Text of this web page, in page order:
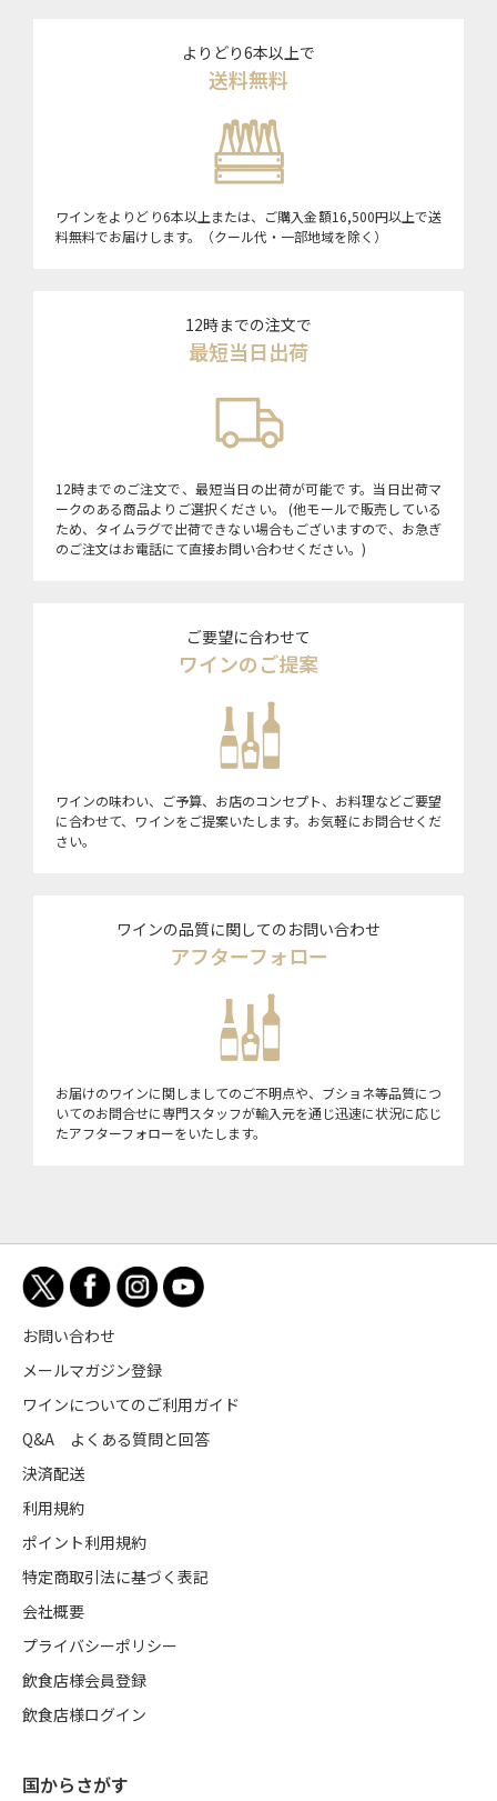
よりどり6本以上で
送料無料
ワインをよりどり6本以上または、ご購入金額16,500円以上で送
料無料でお届けします。（クール代・一部地域を除く）
12時までの注文で
最短当日出荷
12時までのご注文で、最短当日の出荷が可能です。当日出荷マ
ークのある商品よりご選択ください。 (他モールで販売している
ため、タイムラグで出荷できない場合もございますので、お急ぎ
のご注文はお電話にて直接お問い合わせください。)
ご要望に合わせて
ワインのご提案
ワインの味わい、ご予算、お店のコンセプト、お料理などご要望
に合わせて、ワインをご提案いたします。お気軽にお問合せくだ
さい。
ワインの品質に関してのお問い合わせ
アフターフォロー
お届けのワインに関しましてのご不明点や、ブショネ等品質につ
いてのお問合せに専門スタッフが輸入元を通じ迅速に状況に応じ
たアフターフォローをいたします。
国からさがす
お問い合わせ
メールマガジン登録
ワインについてのご利用ガイド
Q&A よくある質問と回答
決済配送
利用規約
ポイント利用規約
特定商取引法に基づく表記
会社概要
プライバシーポリシー
飲食店様会員登録
飲食店様ログイン